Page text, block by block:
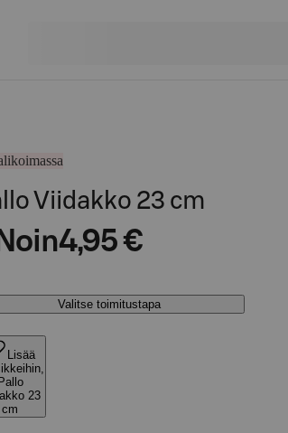
Viidakko 23 cm
Noin4,95 €
Valitse toimitustapa
Lisää
Pallo
23
cm